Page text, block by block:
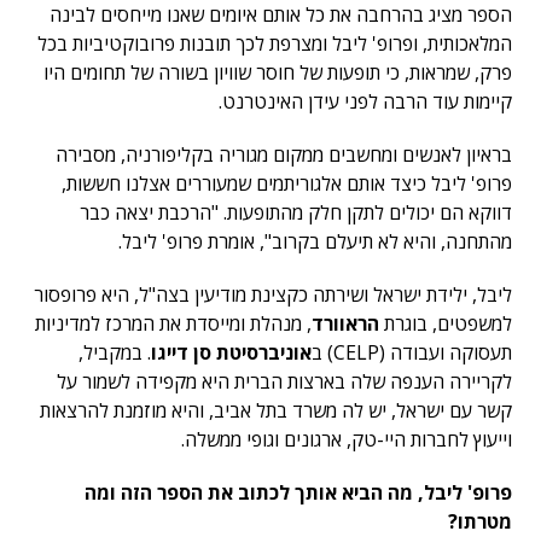
הספר מציג בהרחבה את כל אותם איומים שאנו מייחסים לבינה
המלאכותית, ופרופ' ליבל ומצרפת לכך תובנות פרובוקטיביות בכל
פרק, שמראות, כי תופעות של חוסר שוויון בשורה של תחומים היו
קיימות עוד הרבה לפני עידן האינטרנט.
בראיון לאנשים ומחשבים ממקום מגוריה בקליפורניה, מסבירה
פרופ' ליבל כיצד אותם אלגוריתמים שמעוררים אצלנו חששות,
דווקא הם יכולים לתקן חלק מהתופעות. "הרכבת יצאה כבר
מהתחנה, והיא לא תיעלם בקרוב", אומרת פרופ' ליבל.
ליבל, ילידת ישראל ושירתה כקצינת מודיעין בצה"ל, היא פרופסור
למשפטים, בוגרת הראוורד, מנהלת ומייסדת את המרכז למדיניות
תעסוקה ועבודה (CELP) ב
אוניברסיטת סן דייגו. במקביל,
לקריירה הענפה שלה בארצות הברית היא מקפידה לשמור על
קשר עם ישראל, יש לה משרד בתל אביב, והיא מוזמנת להרצאות
וייעוץ לחברות היי-טק, ארגונים וגופי ממשלה.
פרופ' ליבל, מה הביא אותך לכתוב את הספר הזה ומה
מטרתו?